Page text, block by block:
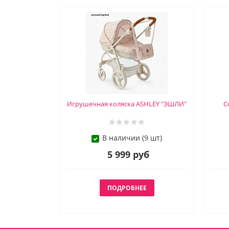
Игрушечная коляска ASHLEY "ЭШЛИ"
В наличии (9 шт)
5 999 руб
ПОДРОБНЕЕ